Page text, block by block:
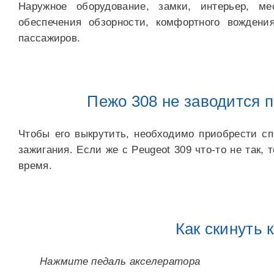
Наружное оборудование, замки, интерьер,
обеспечения обзорности, комфортного
пассажиров.
Пежо 308 не заводится
Чтобы его выкрутить, необходимо приобрести
зажигания. Если же с Peugeot 309 что-то не так,
время.
Как
Нажмите педаль акселератора